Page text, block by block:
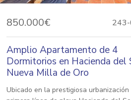
850.000€
Amplio Apartamento de 4
Dormitorios en Hacienda del
Nueva Milla de Oro
Ubicado en la prestigiosa urbanización